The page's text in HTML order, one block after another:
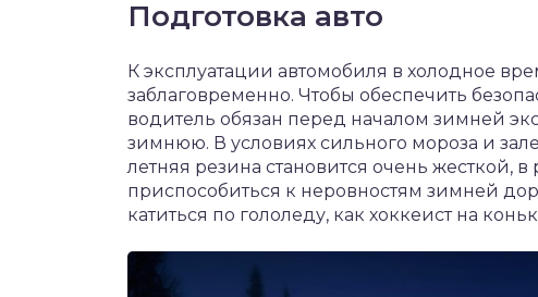
Подготовка авто
К эксплуатации автомобиля в холодное
заблаговременно. Чтобы обеспечить
водитель обязан перед началом зимней
зимнюю. В условиях сильного мороза и
летняя резина становится очень жесткой, в
приспособиться к неровностям зимней
катиться по гололеду, как хоккеист на